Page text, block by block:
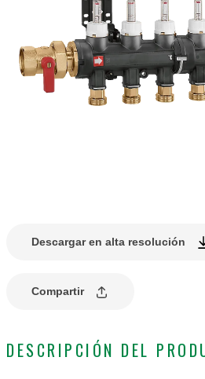
Descargar en alta resolución
Compartir
DESCRIPCIÓN DEL